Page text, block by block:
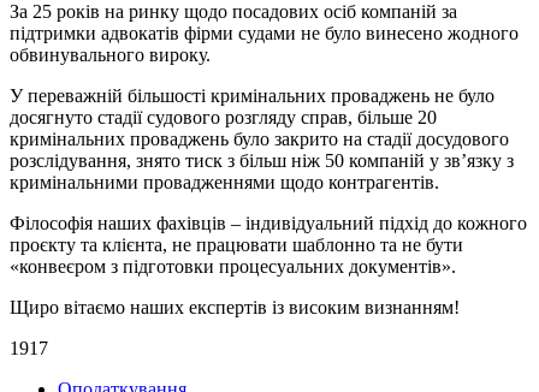
За 25 років на ринку щодо посадових осіб компаній за
підтримки адвокатів фірми судами не було винесено жодного
обвинувального вироку.
У переважній більшості кримінальних проваджень не було
досягнуто стадії судового розгляду справ, більше 20
кримінальних проваджень було закрито на стадії досудового
розслідування, знято тиск з більш ніж 50 компаній у зв’язку з
кримінальними провадженнями щодо контрагентів.
Філософія наших фахівців – індивідуальний підхід до кожного
проєкту та клієнта, не працювати шаблонно та не бути
«конвеєром з підготовки процесуальних документів».
Щиро вітаємо наших експертів із високим визнанням!
1917